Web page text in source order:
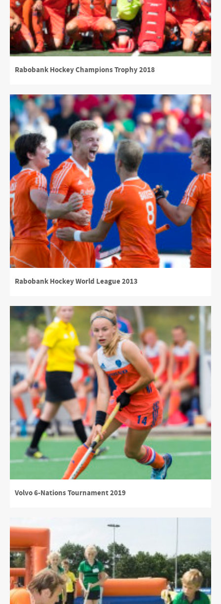
Rabobank Hockey Champions Trophy 2018
Rabobank Hockey World League 2013
Volvo 6-Nations Tournament 2019